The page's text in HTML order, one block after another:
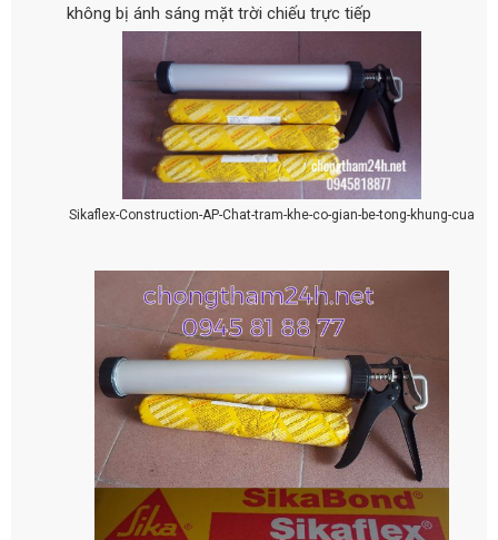
không bị ánh sáng mặt trời chiếu trực tiếp
Sikaflex-Construction-AP-Chat-tram-khe-co-gian-be-tong-khung-cua